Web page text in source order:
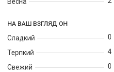
НА ВАШ ВЗГЛЯД ОН
Сладкий
Терпкий
Свежий
0
4
0